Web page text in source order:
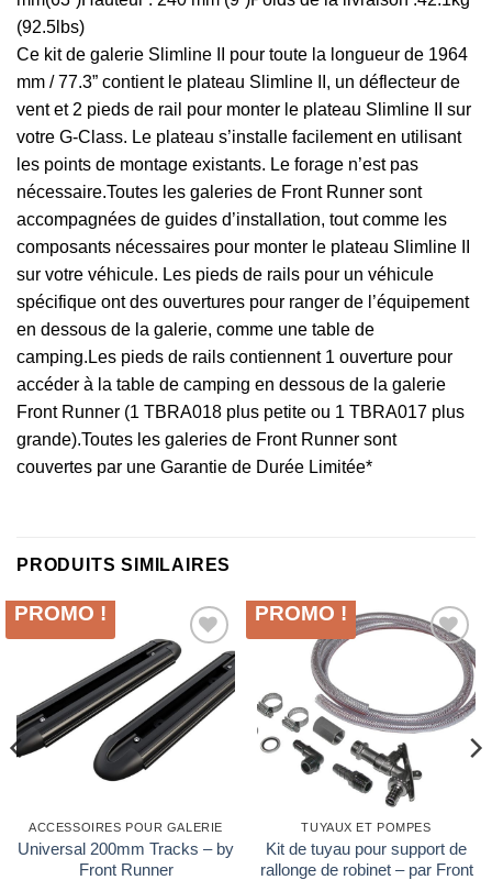
(92.5lbs)
Ce kit de galerie Slimline II pour toute la longueur de 1964
mm / 77.3” contient le plateau Slimline II, un déflecteur de
vent et 2 pieds de rail pour monter le plateau Slimline II sur
votre G-Class. Le plateau s’installe facilement en utilisant
les points de montage existants. Le forage n’est pas
nécessaire.Toutes les galeries de Front Runner sont
accompagnées de guides d’installation, tout comme les
composants nécessaires pour monter le plateau Slimline II
sur votre véhicule. Les pieds de rails pour un véhicule
spécifique ont des ouvertures pour ranger de l’équipement
en dessous de la galerie, comme une table de
camping.Les pieds de rails contiennent 1 ouverture pour
accéder à la table de camping en dessous de la galerie
Front Runner (1 TBRA018 plus petite ou 1 TBRA017 plus
grande).Toutes les galeries de Front Runner sont
couvertes par une Garantie de Durée Limitée*
PRODUITS SIMILAIRES
Ajouter
à la liste
d’envies
PROMO !
ACCESSOIRES POUR GALERIE
Universal 200mm Tracks – by
Front Runner
Ajouter
à la liste
d’envies
PROMO !
TUYAUX ET POMPES
Kit de tuyau pour support de
rallonge de robinet – par Front